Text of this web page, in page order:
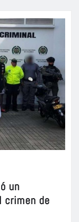
un
crimen de